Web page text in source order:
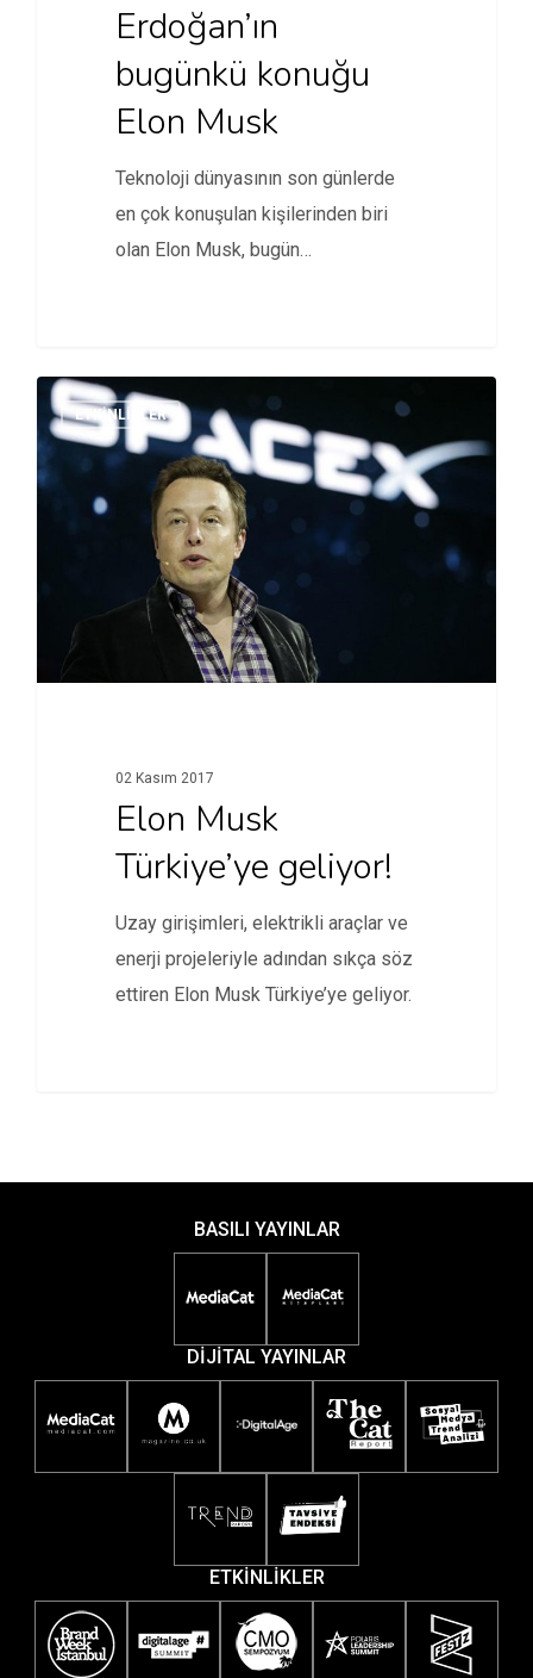
Erdoğan’ın
bugünkü konuğu
Elon Musk
Teknoloji dünyasının son günlerde
en çok konuşulan kişilerinden biri
olan Elon Musk, bugün
ETKINLIKLER
02 Kasım 2017
Elon Musk
Türkiye’ye geliyor!
Uzay girişimleri, elektrikli araçlar ve
enerji projeleriyle adından sıkça söz
ettiren Elon Musk Türkiye’ye geliyor.
BASILI YAYINLAR
DİJİTAL YAYINLAR
ETKİNLİKLER